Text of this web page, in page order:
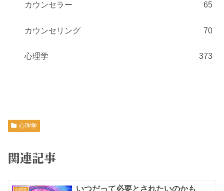
カウンセラー 65
カウンセリング 70
心理学 373
心理学
関連記事
心理学 いつだって必要とされたいのかも